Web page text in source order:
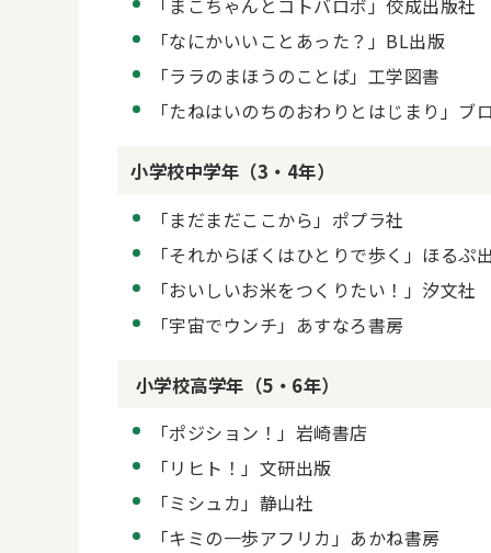
「なにかいいことあった？」BL出版
「ララのまほうのことば」工学図書
「たねはいのちのおわりとはじまり」ブ
小学校中学年（3・4年）
「まだまだここから」ポプラ社
「それからぼくはひとりで歩く」ほるぷ
「おいしいお米をつくりたい！」汐文社
「宇宙でウンチ」あすなろ書房
小学校高学年（5・6年）
「ポジション！」岩崎書店
「リヒト！」文研出版
「ミシュカ」静山社
「キミの一歩アフリカ」あかね書房